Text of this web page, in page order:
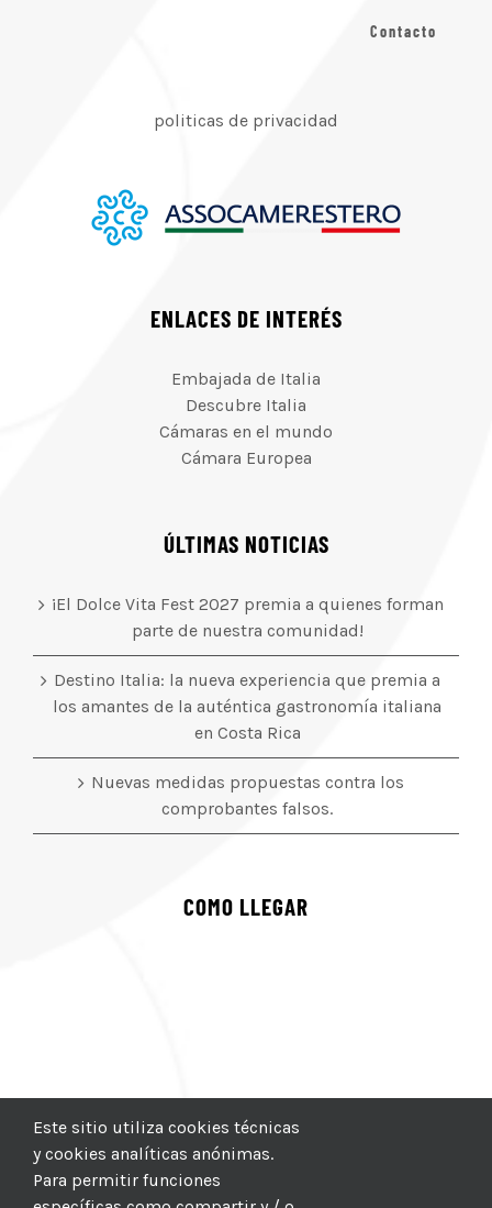
Contacto
politicas de privacidad
ENLACES DE INTERÉS
Embajada de Italia
Descubre Italia
Cámaras en el mundo
Cámara Europea
ÚLTIMAS NOTICIAS
¡El Dolce Vita Fest 2027 premia a quienes forman
parte de nuestra comunidad!
Destino Italia: la nueva experiencia que premia a
los amantes de la auténtica gastronomía italiana
en Costa Rica
Nuevas medidas propuestas contra los
comprobantes falsos.
COMO LLEGAR
Este sitio utiliza cookies técnicas
y cookies analíticas anónimas.
Para permitir funciones